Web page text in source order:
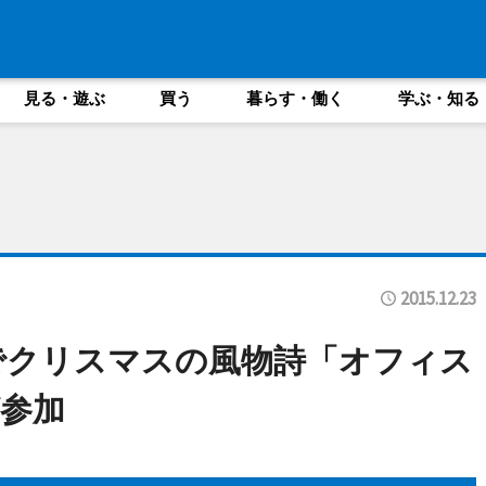
見る・遊ぶ 買う 暮らす・働く 学ぶ・知る
2015.12.23
リスマスの風物詩「オフィス
加